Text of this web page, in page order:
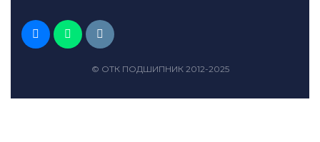
© ОТК ПОДШИПНИК 2012-2025